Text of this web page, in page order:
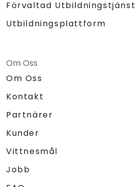
Förvaltad Utbildningstjänst
Utbildningsplattform
Om Oss
Om Oss
Kontakt
Partnärer
Kunder
Vittnesmål
Jobb